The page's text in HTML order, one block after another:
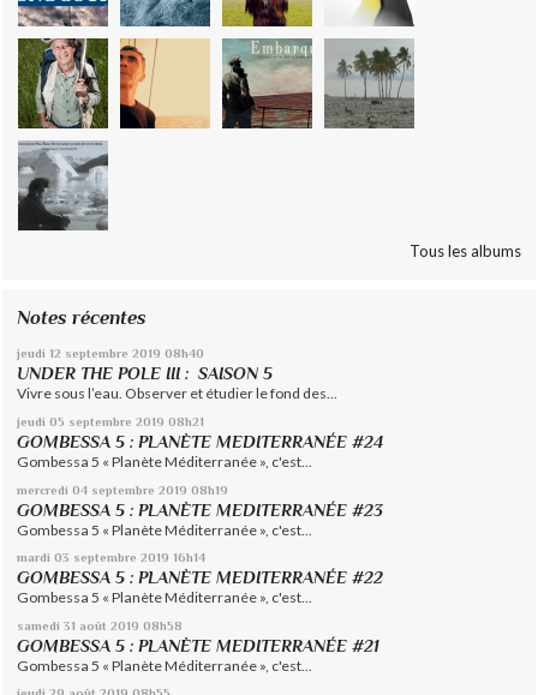
Tous les albums
Notes récentes
jeudi 12 septembre 2019 08h40
UNDER THE POLE III : SAISON 5
Vivre sous l’eau. Observer et étudier le fond des...
jeudi 05 septembre 2019 08h21
GOMBESSA 5 : PLANÈTE MEDITERRANÉE #24
Gombessa 5 « Planète Méditerranée », c'est...
mercredi 04 septembre 2019 08h19
GOMBESSA 5 : PLANÈTE MEDITERRANÉE #23
Gombessa 5 « Planète Méditerranée », c'est...
mardi 03 septembre 2019 16h14
GOMBESSA 5 : PLANÈTE MEDITERRANÉE #22
Gombessa 5 « Planète Méditerranée », c'est...
samedi 31 août 2019 08h58
GOMBESSA 5 : PLANÈTE MEDITERRANÉE #21
Gombessa 5 « Planète Méditerranée », c'est...